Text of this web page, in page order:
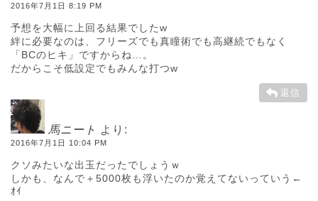
2016年7月1日 8:19 PM
予想を大幅に上回る結果でしたw
絆に必要なのは、フリーズでも真瞳術でも高継続でもなく
「BCのヒキ」ですからね…。
だからこそ低設定でもみんな打つw
返信
馬ニート より:
2016年7月1日 10:04 PM
クソみたいな出玉だったでしょうｗ
しかも、なんで＋5000枚も浮いたのか覚えてないっていう←
ｵｲ